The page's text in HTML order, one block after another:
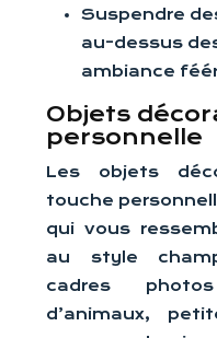
Suspendre
au-dessus
ambiance
Objets
personnelle
Les objets
touche
qui vous
au style
cadres
d’animaux,